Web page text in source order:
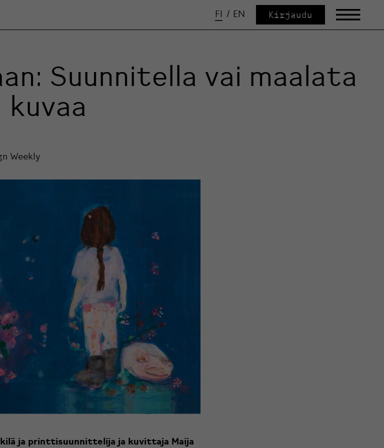
FI / EN Kirjaudu
Suunnitella vai maalata
kuvaa
Weekly
ja printtisuunnittelija ja kuvittaja Maija